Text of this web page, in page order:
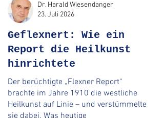
Dr. Harald Wiesendanger
23. Juli 2026
Geflexnert: Wie ein
Report die Heilkunst
hinrichtete
Der berüchtigte „Flexner Report“
brachte im Jahre 1910 die westliche
Heilkunst auf Linie – und verstümmelte
sie dabei. Was heutige